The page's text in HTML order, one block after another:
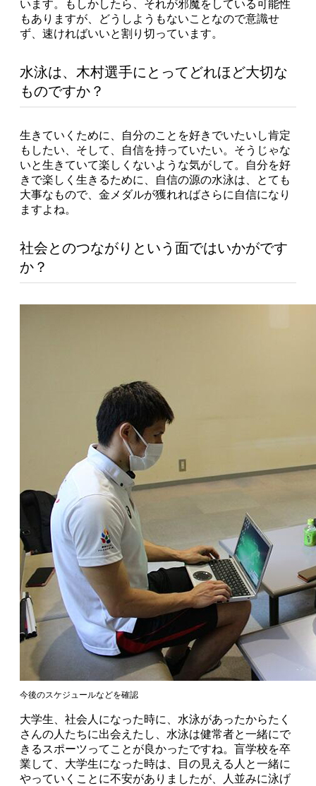
います。もしかしたら、それが邪魔をしている可能性
もありますが、どうしようもないことなので意識せ
ず、速ければいいと割り切っています。
水泳は、木村選手にとってどれほど大切な
ものですか？
生きていくために、自分のことを好きでいたいし肯定
もしたい、そして、自信を持っていたい。そうじゃな
いと生きていて楽しくないような気がして。自分を好
きで楽しく生きるために、自信の源の水泳は、とても
大事なもので、金メダルが獲れればさらに自信になり
ますよね。
社会とのつながりという面ではいかがです
か？
今後のスケジュールなどを確認
大学生、社会人になった時に、水泳があったからたく
さんの人たちに出会えたし、水泳は健常者と一緒にで
きるスポーツってことが良かったですね。盲学校を卒
業して、大学生になった時は、目の見える人と一緒に
やっていくことに不安がありましたが、人並みに泳げ